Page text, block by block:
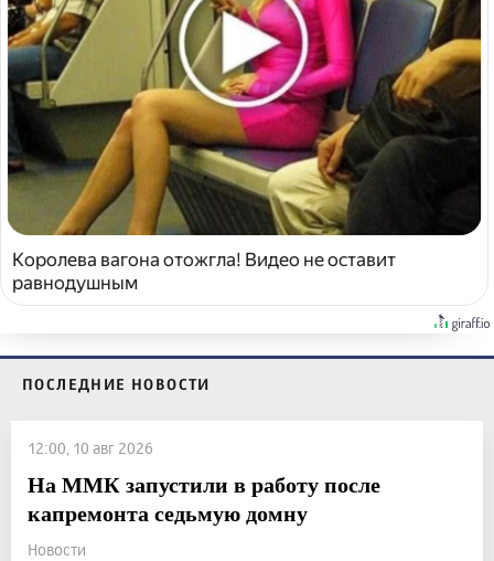
Королева вагона отожгла! Видео не оставит
равнодушным
ПОСЛЕДНИЕ НОВОСТИ
12:00, 10 авг 2026
На ММК запустили в работу после
капремонта седьмую домну
Новости